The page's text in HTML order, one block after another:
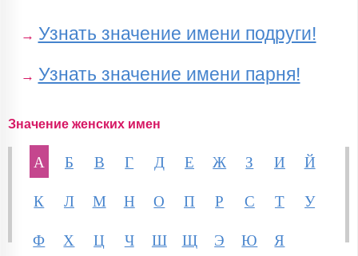
→ Узнать значение имени подруги!
→ Узнать значение имени парня!
Значение женских имен
А Б В Г Д Е Ж З И
Й
К
Л М Н О П Р С Т
У
Ф
Х Ц Ч Ш Щ Э Ю Я